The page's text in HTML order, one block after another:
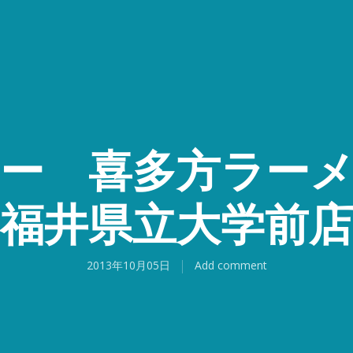
ー 喜多方ラー
福井県立大学前店
2013年10月05日 Add comment